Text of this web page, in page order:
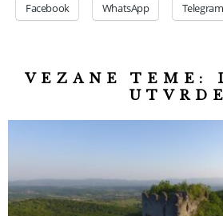
Facebook WhatsApp Telegram
VEZANE TEME:
UTVRDE